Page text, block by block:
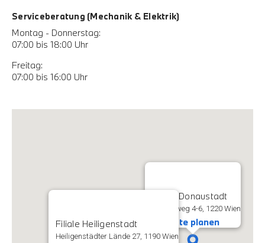
Serviceberatung (Mechanik & Elektrik)
Montag - Donnerstag:
07:00 bis 18:00 Uhr
Freitag:
07:00 bis 16:00 Uhr
Filiale Donaustadt
Rautenweg 4-6, 1220 Wien
Route planen
Filiale Heiligenstadt
Heiligenstädter Lände 27, 1190 Wien